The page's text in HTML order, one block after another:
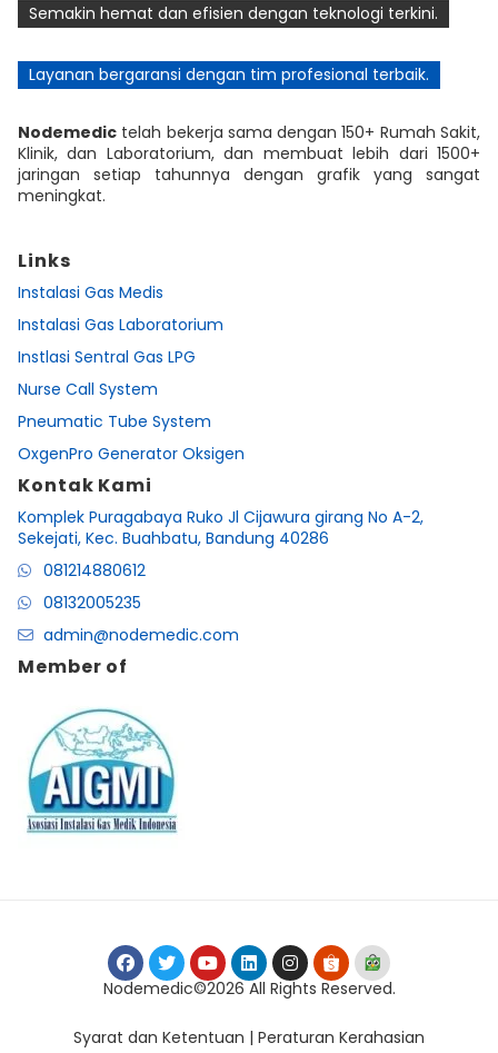
Semakin hemat dan efisien dengan teknologi terkini.
Layanan bergaransi dengan tim profesional terbaik.
Nodemedic telah bekerja sama dengan 150+ Rumah Sakit,
Klinik, dan Laboratorium, dan membuat lebih dari 1500+
jaringan setiap tahunnya dengan grafik yang sangat
meningkat.
Links
Instalasi Gas Medis
Instalasi Gas Laboratorium
Instlasi Sentral Gas LPG
Nurse Call System
Pneumatic Tube System
OxgenPro Generator Oksigen
Kontak Kami
Komplek Puragabaya Ruko Jl Cijawura girang No A-2,
Sekejati, Kec. Buahbatu, Bandung 40286
081214880612
08132005235
admin@nodemedic.com
Member of
Nodemedic©2026 All Rights Reserved.
Syarat dan Ketentuan | Peraturan Kerahasian